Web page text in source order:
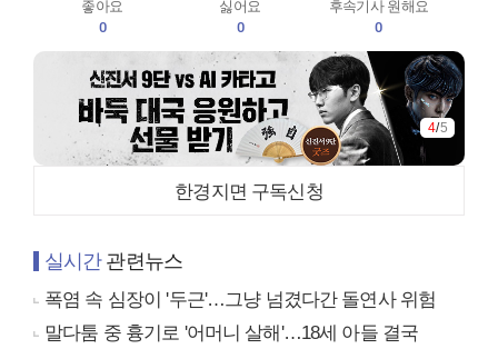
좋아요
0
싫어요
0
후속기사 원해요
0
4/5
한경지면 구독신청
실시간관련뉴스
폭염 속 심장이 '두근'…그냥 넘겼다간 돌연사 위험
말다툼 중 흉기로 '어머니 살해'…18세 아들 결국